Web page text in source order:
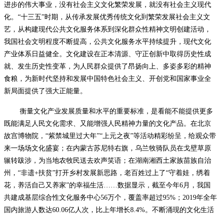
进步的伟大事业，没有社会主义文化繁荣发展，就没有社会主义现代
化。“十三五”时期，从传承发展优秀传统文化到繁荣发展社会主义文
艺，从构建现代公共文化服务体系到深化群众性精神文明创建活动，
我国社会文明程度不断提高，公共文化服务水平持续提升，现代文化
产业体系日益健全。文化建设在正本清源、守正创新中取得历史性成
就、发生历史性变革，为人民群众提供了昂扬向上、多姿多彩的精神
食粮，为新时代坚持和发展中国特色社会主义、开创党和国家事业全
新局面提供了强大正能量。
衡量文化产业发展质量和水平的重要标准，是看能不能提供更多
既能满足人民文化需求、又能增强人民精神力量的文化产品。在北京
故宫博物院，“紫禁城里过大年”“上元之夜”等活动精彩纷呈，给观众带
来一场场文化盛宴；在内蒙古苏尼特右旗，乌兰牧骑队员在戈壁草原
辗转跋涉，为当地农牧民送去欢声笑语；在湖南湘西土家族苗族自治
州，“非遗+扶贫”打开乡村发展新思路，老百姓过上了“守着娃，绣着
花，养活自己又养家”的幸福生活……数据显示，截至今年6月，我国
共建成基层综合性文化服务中心56万个，覆盖率超过95%；2019年全年
国内旅游人数达60.06亿人次，比上年增长8.4%。不断涌现的文化生活